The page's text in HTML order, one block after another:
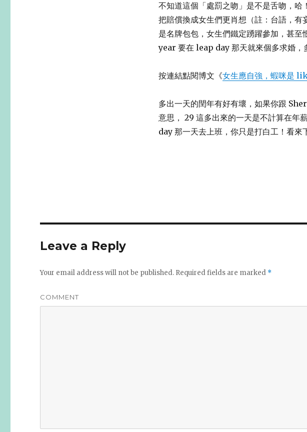
不知道這個「處罰之吻」是不是舌吻，
把賠償換成女生們更肖想（註：台語，
是名牌包包，女生們鐵定踴躍參加，甚
year 要在 leap day 那天就來個多求婚，
按連結點閱博文《女生應自強，蝦咪是
多出一天的閏年有好有壞，如果你跟
意思， 29 這多出來的一天是不計算在年
day 那一天去上班，你只是打白工！看來
Leave a Reply
Your email address will not be published. Required fields are marked *
COMMENT